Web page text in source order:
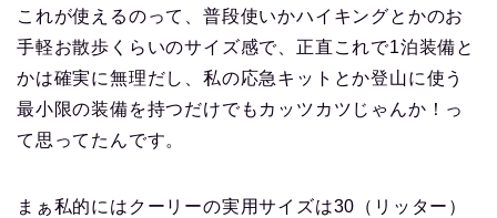
これが使えるのって、普段使いかハイキングとかのお
手軽お散歩くらいのサイズ感で、正直これで1泊装備と
かは確実に無理だし、私の応急キットとか登山に使う
最小限の装備を持つだけでもカッツカツじゃんか！っ
て思ってたんです。
まぁ私的にはクーリーの実用サイズは30（リッター）